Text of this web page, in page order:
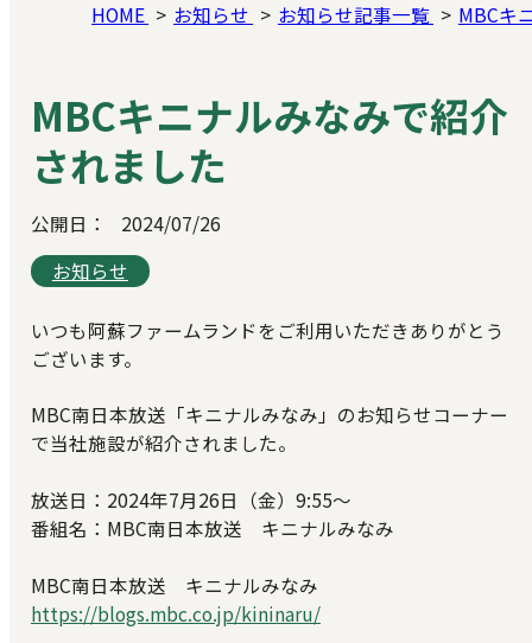
HOME お知らせ お知らせ記事一覧 MBCキ
MBCキニナルみなみで紹介
されました
公開日：
2024/07/26
お知らせ
いつも阿蘇ファームランドをご利用いただきありがとう
ございます。
MBC南日本放送「キニナルみなみ」のお知らせコーナー
で当社施設が紹介されました。
放送日：2024年7月26日（金）9:55～
番組名：MBC南日本放送 キニナルみなみ
MBC南日本放送 キニナルみなみ
https://blogs.mbc.co.jp/kininaru/